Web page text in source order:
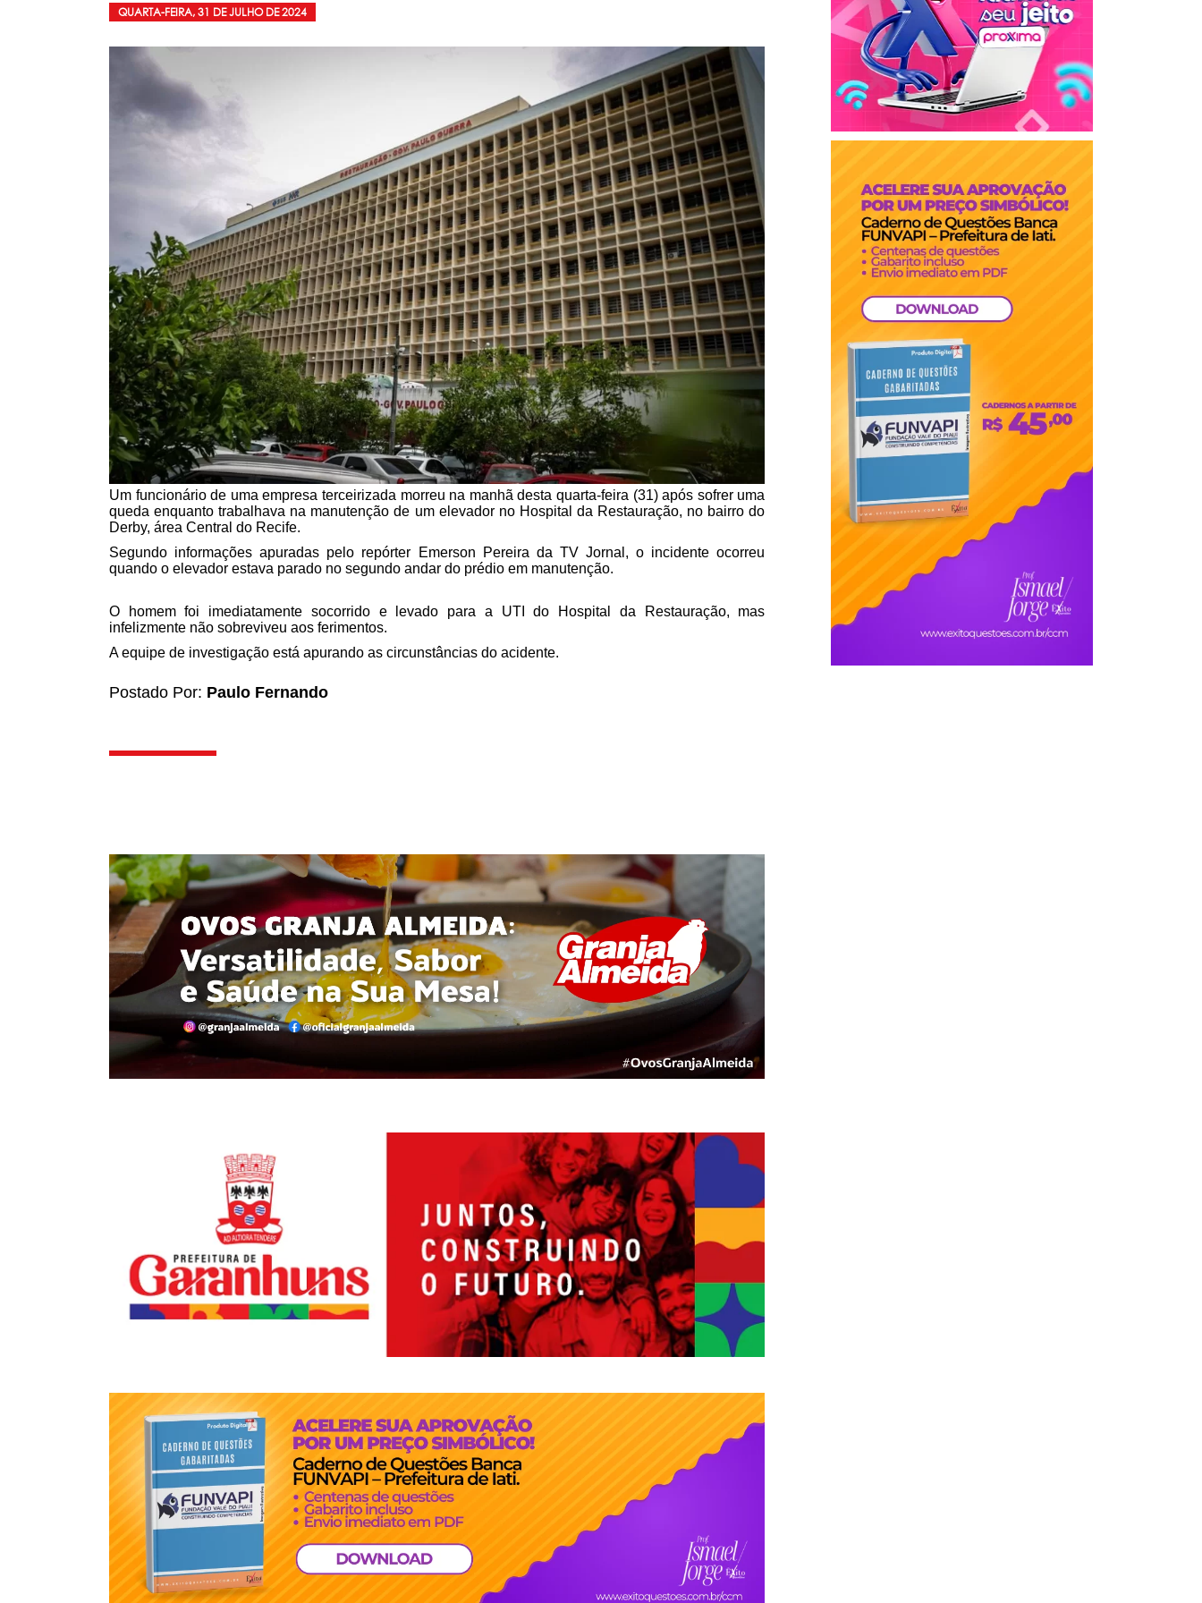
QUARTA-FEIRA, 31 DE JULHO DE 2024
Um funcionário de uma empresa terceirizada morreu na manhã desta quarta-feira (31) após sofrer uma
queda enquanto trabalhava na manutenção de um elevador no Hospital da Restauração, no bairro do
Derby, área Central do Recife.
Segundo informações apuradas pelo repórter Emerson Pereira da TV Jornal, o incidente ocorreu
quando o elevador estava parado no segundo andar do prédio em manutenção.
O homem foi imediatamente socorrido e levado para a UTI do Hospital da Restauração, mas
infelizmente não sobreviveu aos ferimentos.
A equipe de investigação está apurando as circunstâncias do acidente.
Postado Por: Paulo Fernando